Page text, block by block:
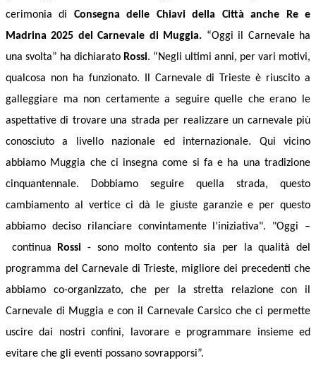
cerimonia di Consegna delle Chiavi della Città anche Re e
Madrina 2025 del Carnevale di Muggia. “Oggi il Carnevale ha
una svolta” ha dichiarato Rossi. “Negli ultimi anni, per vari motivi,
qualcosa non ha funzionato. Il Carnevaledi Trieste è riuscito a
galleggiare ma non certamente a seguire quelle che erano le
aspettative di trovare una strada per realizzare un carnevale più
conosciuto a livello nazionale ed internazionale. Qui vicino
abbiamo Muggia che ci insegna come si fa e ha una tradizione
cinquantennale. Dobbiamo seguire quella strada, questo
cambiamento al vertice ci dà le giuste garanziee per questo
abbiamo deciso rilanciare convintamente l’iniziativa". "Oggi –
continua
Rossi - sono molto contentosia per la qualità del
programma del Carnevale di Trieste, migliore dei precedenti che
abbiamo co-organizzato,che perla stretta relazione con il
Carnevale di Muggia e con il Carnevale Carsico che ci permette
uscire dai nostri confini, lavorare e programmare insieme ed
evitare che gli eventi possano sovrapporsi”.